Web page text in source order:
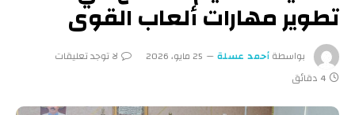
تطوير مهارات ألعاب القوى
بواسطةأحمد عسلة 25 مايو، 2026
لا توجد تعليقات
4 دقائق